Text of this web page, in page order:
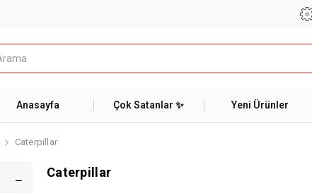
Anasayfa Çok Satanlar ✨ Yeni Ürünler
Caterpillar
Caterpillar